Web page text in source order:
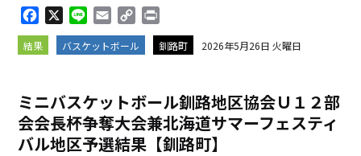
a
c
o
o
k
i
n
m
a
o
p
i
n
k
r
i
結果 バスケットボール 釧路町 2026年5月26日 火曜日
ミニバスケットボール釧路地区協会Ｕ１２部
会会長杯争奪大会兼北海道サマーフェスティ
バル地区予選結果【釧路町】